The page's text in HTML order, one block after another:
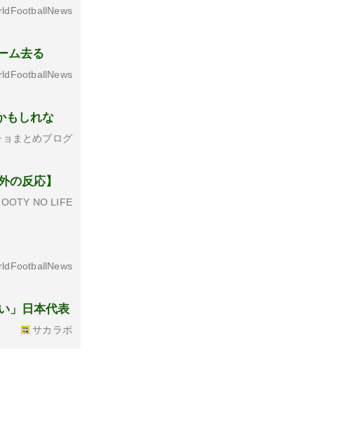
ム去る
もしれな
まとめブログ
の反応】
NO LIFE
」日本代表
サカラボ